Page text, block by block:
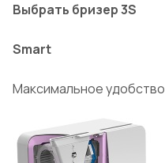
Выбрать бризер 3S
Smart
Максимальное удобство